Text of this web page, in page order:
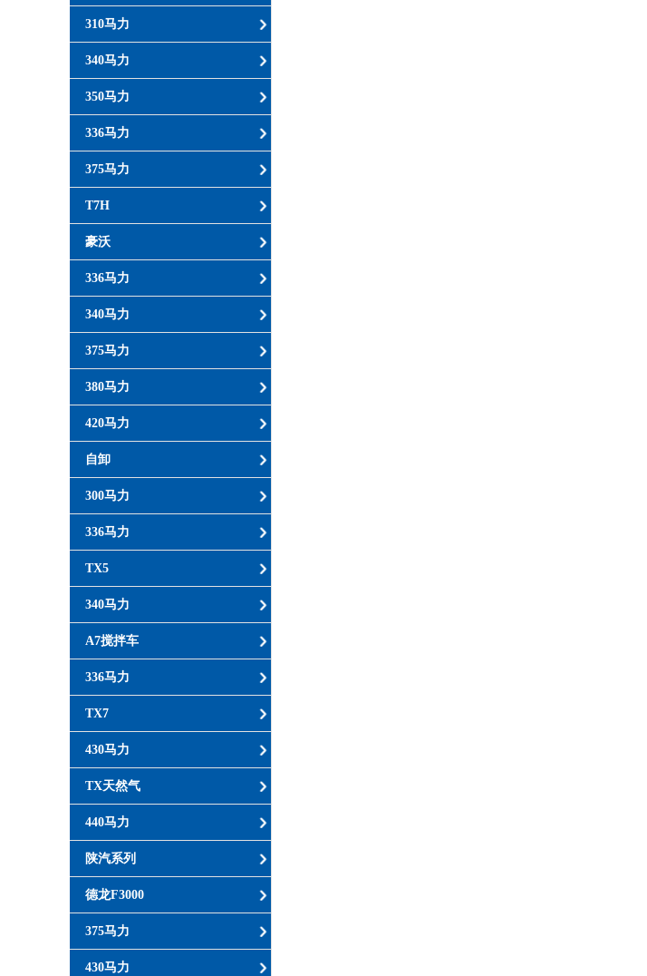
310马力
340马力
350马力
336马力
375马力
T7H
豪沃
336马力
340马力
375马力
380马力
420马力
自卸
300马力
336马力
TX5
340马力
A7搅拌车
336马力
TX7
430马力
TX天然气
440马力
陕汽系列
德龙F3000
375马力
430马力